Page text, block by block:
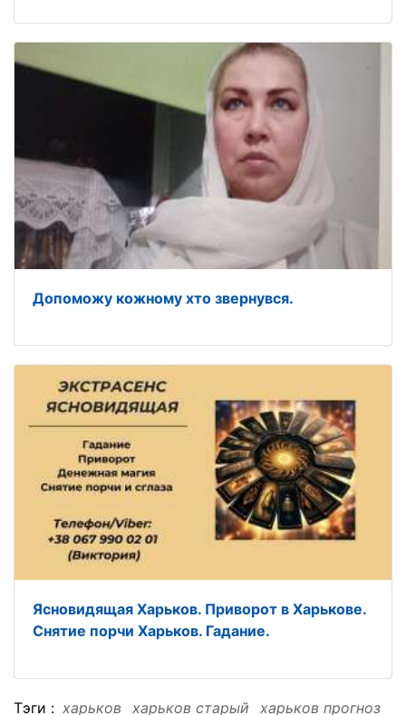
Допоможу кожному хто звернувся.
Ясновидящая Харьков. Приворот в Харькове.
Снятие порчи Харьков. Гадание.
Тэги : харьков харьков старый харьков прогноз